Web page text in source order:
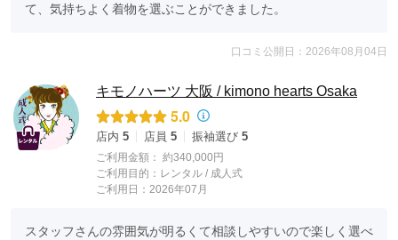
て、気持ちよく着物を選ぶことができました。
口コミ公開日：2026年08月04日
キモノハーツ 大阪 / kimono hearts Osaka
5.0
店内 5 店員 5 振袖選び 5
ご利用金額： 約340,000円
ご利用目的： レンタル / 成人式
ご利用日：2026年07月
スタッフさんの雰囲気が明るくて相談しやすいので楽しく選べ